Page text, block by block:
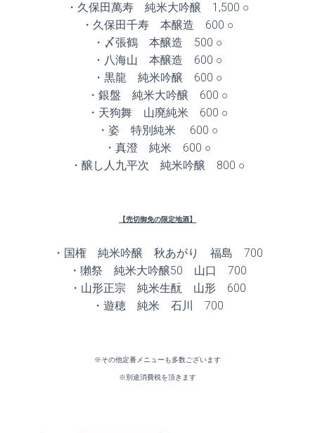
・久保田萬寿 純米大吟醸 1,500 ○
・久保田千寿 本醸造 600 ○
・〆張鶴 本醸造 500 ○
・八海山 本醸造 600 ○
・黒龍 純米吟醸 600 ○
・銀盤 純米大吟醸 600 ○
・天狗舞 山廃純米 600 ○
・姿 特別純米 600 ○
・真澄 純米 600 ○
・醸し人九平次 純米吟醸 800 ○
【売切御免の限定地酒】
・国権 純米吟醸 秋あがり 福島 700
・獺祭 純米大吟醸50 山口 700
・山形正宗 純米生酛 山形 600
・遊穂 純米 石川 700
※その他定番メニューも多数ございます
※別途消費税を頂きます